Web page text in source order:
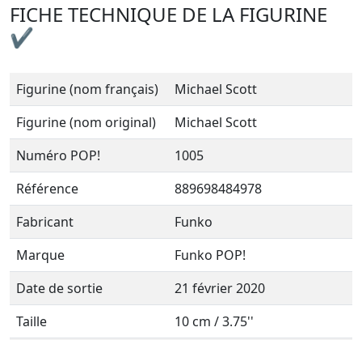
FICHE TECHNIQUE DE LA FIGURINE
✔
Figurine (nom français)
Michael Scott
Figurine (nom original)
Michael Scott
Numéro POP!
1005
Référence
889698484978
Fabricant
Funko
Marque
Funko POP!
Date de sortie
21 février 2020
Taille
10 cm / 3.75''